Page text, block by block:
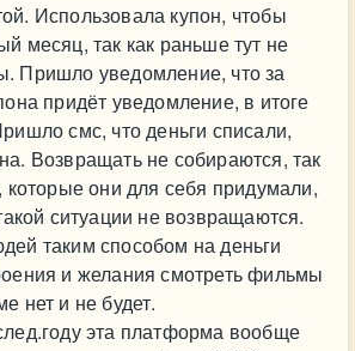
Использовала купон, чтобы
месяц, так как раньше тут не
Пришло уведомление, что за
придёт уведомление, в итоге
смс, что деньги списали,
Возвращать не собираются, так
которые они для себя придумали,
ситуации не возвращаются.
таким способом на деньги
и желания смотреть фильмы
нет и не будет.
эта платформа вообще